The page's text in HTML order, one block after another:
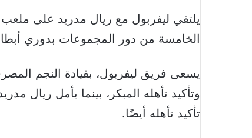
يلتقي ليفربول مع ريال مدريد على
الخامسة من دور المجموعات بدوري
يسعى فريق ليفربول، بقيادة النجم
وتأكيد تأهله المبكر، بينما يأمل ريال
تأكيد تأهله أيضًا.